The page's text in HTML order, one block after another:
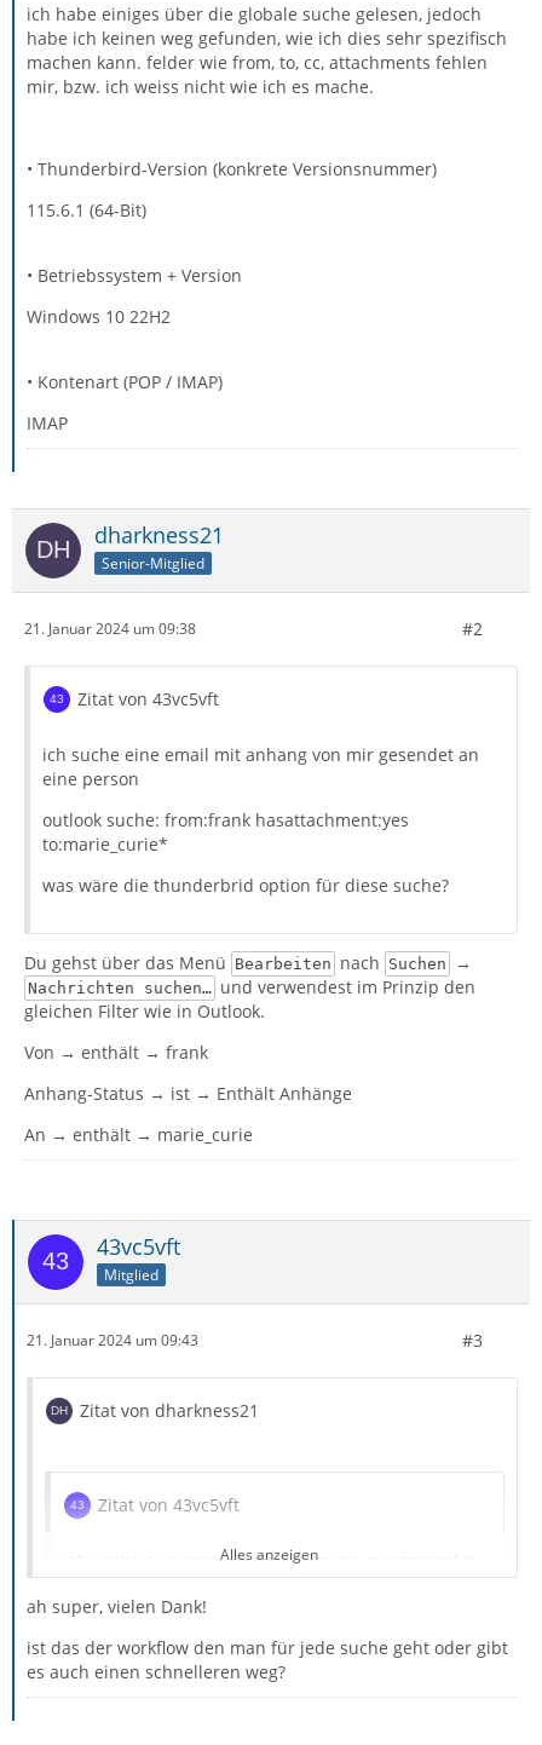
ich habe einiges über die globale suche gelesen, jedoch
habe ich keinen weg gefunden, wie ich dies sehr spezifisch
machen kann. felder wie from, to, cc, attachments fehlen
mir, bzw. ich weiss nicht wie ich es mache.
• Thunderbird-Version (konkrete Versionsnummer)
115.6.1 (64-Bit)
• Betriebssystem + Version
Windows 10 22H2
• Kontenart (POP / IMAP)
IMAP
dharkness21
Senior-Mitglied
21. Januar 2024 um 09:38 #2
Zitat von 43vc5vft
ich suche eine email mit anhang von mir gesendet an
eine person
outlook suche: from:frank hasattachment:yes
to:marie_curie*
was wäre die thunderbrid option für diese suche?
Du gehst über das Menü Bearbeiten nach Suchen →
Nachrichten suchen… und verwendest im Prinzip den
gleichen Filter wie in Outlook.
Von → enthält → frank
Anhang-Status → ist → Enthält Anhänge
An → enthält → marie_curie
43vc5vft
Mitglied
21. Januar 2024 um 09:43 #3
Zitat von dharkness21
Zitat von 43vc5vft
ich suche eine email mit anhang von mir gesendet
an eine person
outlook suche: from:frank hasattachment:yes
to:marie_curie*
Alles anzeigen
ah super, vielen Dank!
ist das der workflow den man für jede suche geht oder gibt
es auch einen schnelleren weg?